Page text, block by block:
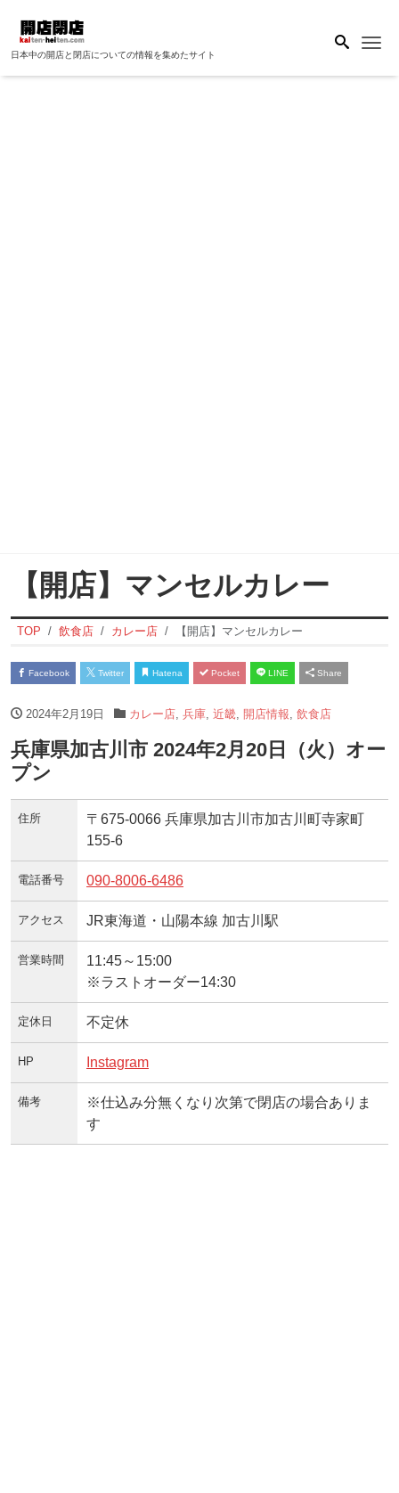
日本中の開店と閉店についての情報を集めたサイト
【開店】マンセルカレー
TOP 飲食店 カレー店 【開店】マンセルカレー
Facebook Twitter Hatena Pocket LINE Share
2024年2月19日 カレー店, 兵庫, 近畿, 開店情報 飲食店
兵庫県加古川市 2024年2月20日（火）オー
プン
住所
〒675-0066 兵庫県加古川市加古川町寺家町
155-6
電話番号 090-8006-6486
アクセス JR東海道・山陽本線 加古川駅
営業時間
11:45～15:00
※ラストオーダー14:30
定休日 不定休
HP Instagram
備考
※仕込み分無くなり次第で閉店の場合ありま
す